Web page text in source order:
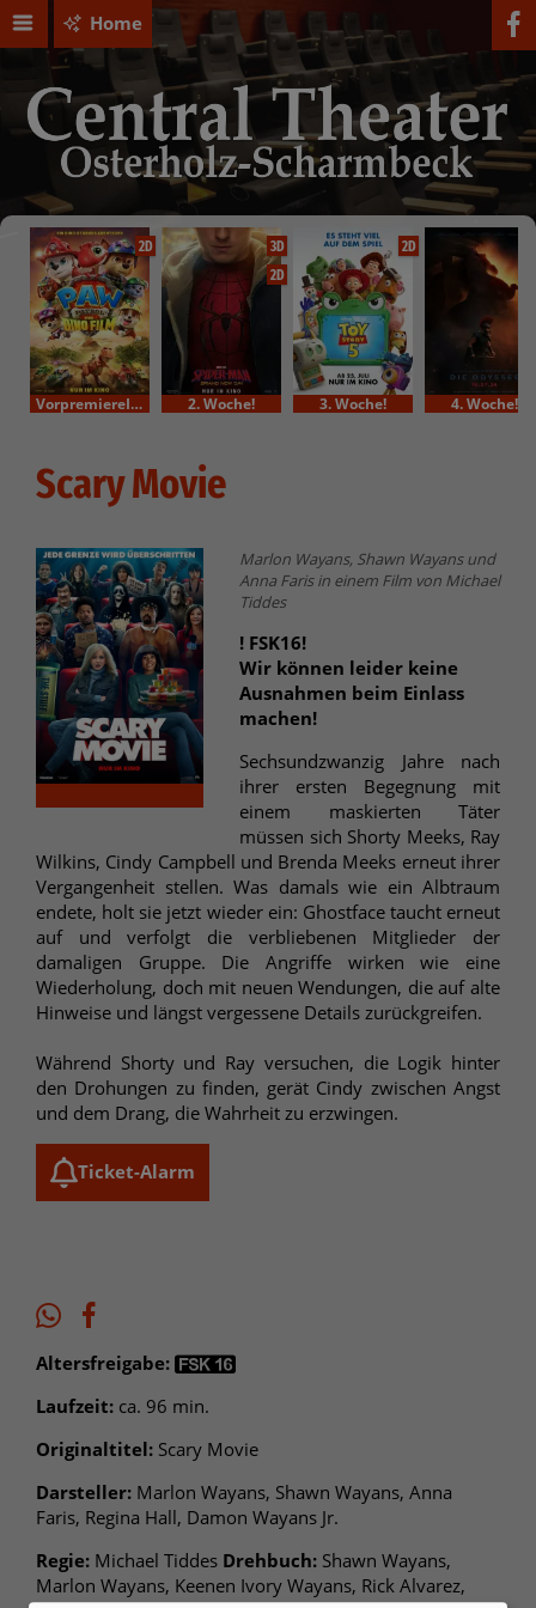
Home
2D
VorpremiereIm Bundesstart
3D
2D
2. Woche!
2D
3. Woche! 4. Woche!
Scary Movie
Marlon Wayans, Shawn Wayans und
Anna Faris in einem Film von Michael
Tiddes
! FSK16!
Wir können leider keine
Ausnahmen beim Einlass
machen!
Sechsundzwanzig Jahre nach
ihrer ersten Begegnung mit
einem maskierten Täter
müssen sich Shorty Meeks, Ray
Wilkins, Cindy Campbell und Brenda Meeks erneut ihrer
Vergangenheit stellen. Was damals wie ein Albtraum
endete, holt sie jetzt wieder ein: Ghostface taucht erneut
auf und verfolgt die verbliebenen Mitglieder der
damaligen Gruppe. Die Angriffe wirken wie eine
Wiederholung, doch mit neuen Wendungen, die auf alte
Hinweise und längst vergessene Details zurückgreifen.
Während Shorty und Ray versuchen, die Logik hinter
den Drohungen zu finden, gerät Cindy zwischen Angst
und dem Drang, die Wahrheit zu erzwingen.
Ticket-Alarm
Altersfreigabe:
Laufzeit: ca. 96 min.
Originaltitel: Scary Movie
Darsteller: Marlon Wayans, Shawn Wayans, Anna
Faris, Regina Hall, Damon Wayans Jr.
Regie: Michael Tiddes Drehbuch: Shawn Wayans,
Marlon Wayans, Keenen Ivory Wayans, Rick Alvarez,